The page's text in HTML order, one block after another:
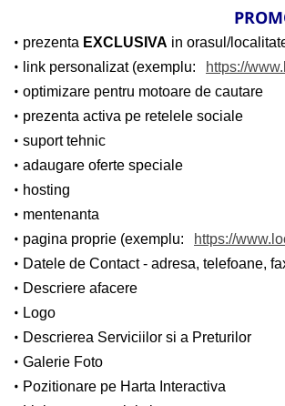
prezenta EXCLUSIVA in orasul/
link personalizat (exemplu:
https://
optimizare pentru motoare de cautare
prezenta activa pe retelele sociale
suport tehnic
adaugare oferte speciale
hosting
mentenanta
pagina proprie (exemplu:
https://
Datele de Contact - adresa, telefoane,
Descriere afacere
Logo
Descrierea Serviciilor si a Preturilor
Galerie Foto
Pozitionare pe Harta Interactiva